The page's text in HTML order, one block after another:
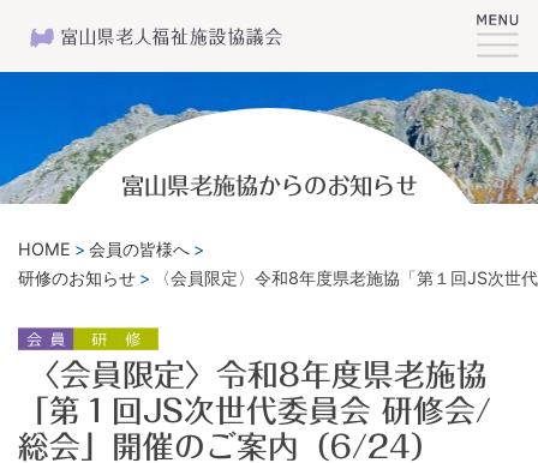
富山県老施協からのお知らせ
HOME
会員の皆様へ
研修のお知らせ
〈会員限定〉令和8年度県老施協「第１回JS次
〈会員限定〉令和8年度県老施協
「第１回JS次世代委員会 研修会/
総会」開催のご案内（6/24）